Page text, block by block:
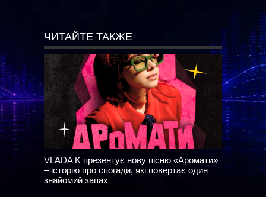
ЧИТАЙТЕ ТАКЖЕ
VLADA K презентує нову пісню «Аромати»
– історію про спогади, які повертає один
знайомий запах